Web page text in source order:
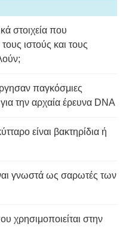
στοιχεία που
ιστούς και τους
παγκόσμιες
την αρχαία έρευνα DNA
είναι βακτηρίδια ή
γνωστά ως σαρωτές των
χρησιμοποιείται στην